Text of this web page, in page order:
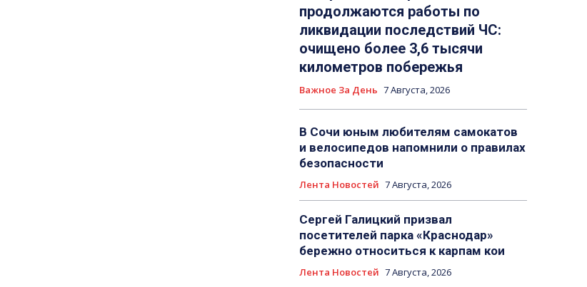
продолжаются работы по
ликвидации последствий ЧС:
очищено более 3,6 тысячи
километров побережья
Важное За День 7 Августа, 2026
В Сочи юным любителям самокатов
и велосипедов напомнили о правилах
безопасности
Лента Новостей 7 Августа, 2026
Сергей Галицкий призвал
посетителей парка «Краснодар»
бережно относиться к карпам кои
Лента Новостей 7 Августа, 2026